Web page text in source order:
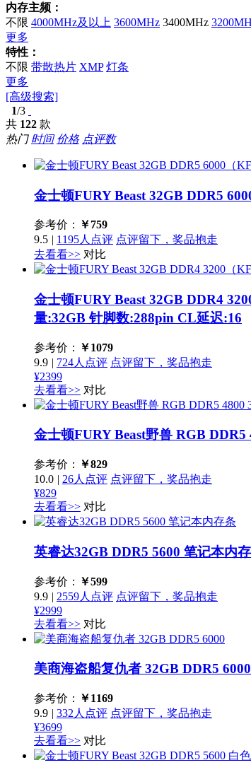
内存主频：
不限 4000MHz及以上 3600MHz 3400MHz
更多
特性：
不限 带散热片 XMP 灯条
更多
[高级搜索]
1/3
共 122 款
热门 时间 价格 点评数
金士顿FURY Beast 32GB DDR5
参考价： ￥759
9.5 | 1195人点评 点评留下，奖品抱走
去看看>> 对比
金士顿FURY Beast 32GB DDR4
量:32GB 针脚数:288pin CL延迟:16
参考价： ￥1079
9.9 | 724人点评 点评留下，奖品抱走
¥2399
去看看>> 对比
金士顿FURY Beast野兽 RGB DDR5
参考价： ￥829
10.0 | 26人点评 点评留下，奖品抱走
¥829
去看看>> 对比
英睿达32GB DDR5 5600 笔记本内
参考价： ￥599
9.9 | 2559人点评 点评留下，奖品抱走
¥2999
去看看>> 对比
美商海盗船复仇者 32GB DDR5 6000
参考价： ￥1169
9.9 | 332人点评 点评留下，奖品抱走
¥3699
去看看>> 对比